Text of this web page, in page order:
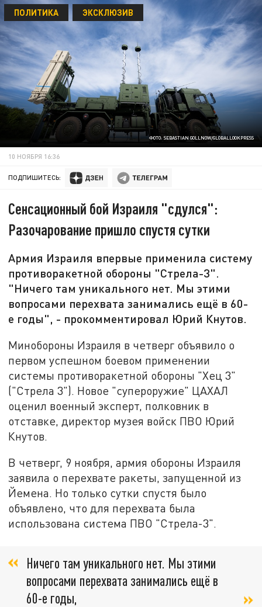
ФОТО: SEBASTIAN GOLLNOW/GLOBALLOOKPRESS
ПОЛИТИКА ЭКСКЛЮЗИВ
10 НОЯБРЯ 16:36
ПОДПИШИТЕСЬ:
Сенсационный бой Израиля "сдулся":
Разочарование пришло спустя сутки
Армия Израиля впервые применила систему
противоракетной обороны "Стрела-3".
"Ничего там уникального нет. Мы этими
вопросами перехвата занимались ещё в 60-
е годы", - прокомментировал Юрий Кнутов.
Минобороны Израиля в четверг объявило о
первом успешном боевом применении
системы противоракетной обороны "Хец 3"
("Стрела 3"). Новое "супероружие" ЦАХАЛ
оценил военный эксперт, полковник в
отставке, директор музея войск ПВО Юрий
Кнутов.
В четверг, 9 ноября, армия обороны Израиля
заявила о перехвате ракеты, запущенной из
Йемена. Но только сутки спустя было
объявлено, что для перехвата была
использована система ПВО "Стрела-3".
Ничего там уникального нет. Мы этими
вопросами перехвата занимались ещё в
60-е годы,